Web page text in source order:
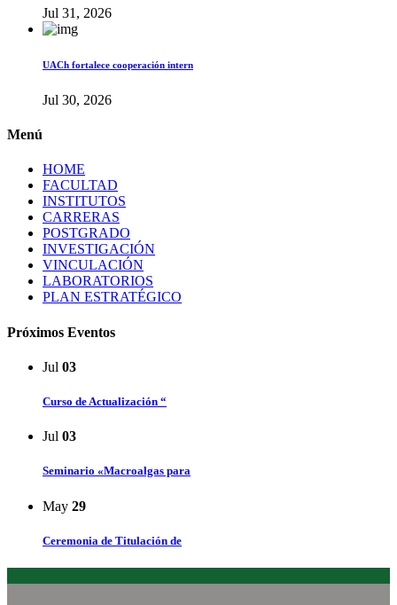
Jul 31, 2026
UACh fortalece cooperación intern
Jul 30, 2026
Menú
HOME
FACULTAD
INSTITUTOS
CARRERAS
POSTGRADO
INVESTIGACIÓN
VINCULACIÓN
LABORATORIOS
PLAN ESTRATÉGICO
Próximos Eventos
Jul 03
Curso de Actualización “
Jul 03
Seminario «Macroalgas para
May 29
Ceremonia de Titulación de